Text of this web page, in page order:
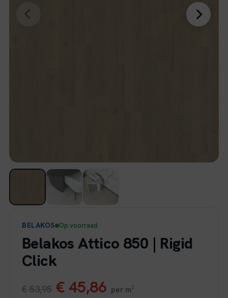
BELAKOS Op voorraad
Belakos Attico 850 | Rigid
Click
€53,95 Oorspronkelijke
€ 45,86 Huidige
per m²